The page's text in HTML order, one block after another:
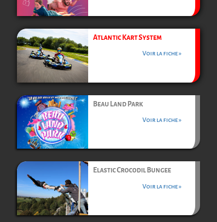
Atlantic Kart System
Voir la fiche »
Beau Land Park
Voir la fiche »
Elastic Crocodil Bungee
Voir la fiche »